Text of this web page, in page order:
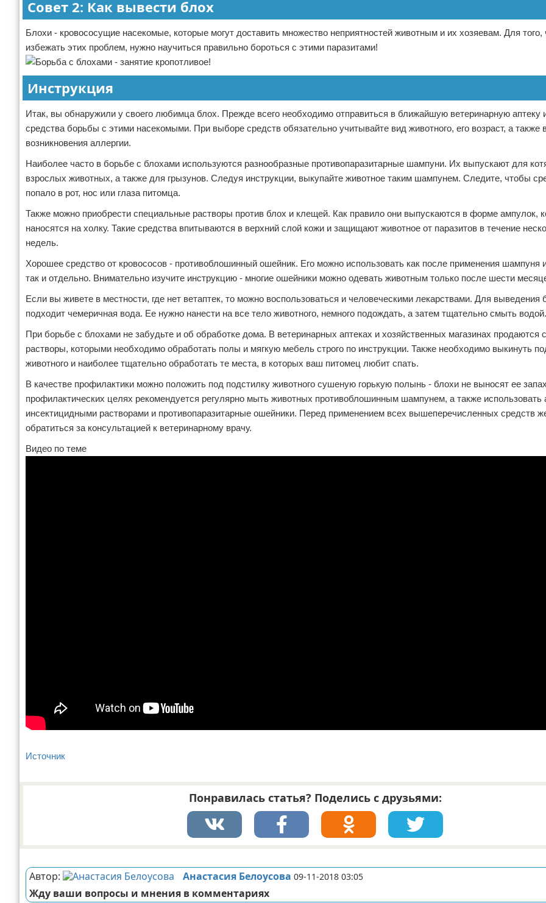
Совет 2: Как вывести блох
Блохи - кровососущие насекомые, которые могут доставить множество неприятностей животным и их хозяевам. Для того,
избежать этих проблем, нужно научиться правильно бороться с этими паразитами!
Инструкция
Итак, вы обнаружили у своего любимца блох. Прежде всего необходимо отправиться в ближайшую ветеринарную аптеку
средства борьбы с этими насекомыми. При выборе средств обязательно учитывайте вид животного, его возраст, а также
возникновения аллергии.
Наиболее часто в борьбе с блохами используются разнообразные противопаразитарные шампуни. Их выпускают для
взрослых животных, а также для грызунов. Следуя инструкции, выкупайте животное таким шампунем. Следите, чтобы
попало в рот, нос или глаза питомца.
Также можно приобрести специальные растворы против блох и клещей. Как правило они выпускаются в форме ампулок,
наносятся на холку. Такие средства впитываются в верхний слой кожи и защищают животное от паразитов в течение
недель.
Хорошее средство от кровососов - противоблошинный ошейник. Его можно использовать как после применения шампуня
так и отдельно. Внимательно изучите инструкцию - многие ошейники можно одевать животным только после шести
Если вы живете в местности, где нет ветаптек, то можно воспользоваться и человеческими лекарствами. Для выведения
подходит чемеричная вода. Ее нужно нанести на все тело животного, немного подождать, а затем тщательно смыть водой.
При борьбе с блохами не забудьте и об обработке дома. В ветеринарных аптеках и хозяйственных магазинах продаются
растворы, которыми необходимо обработать полы и мягкую мебель строго по инструкции. Также необходимо выкинуть
животного и наиболее тщательно обработать те места, в которых ваш питомец любит спать.
В качестве профилактики можно положить под подстилку животного сушеную горькую полынь - блохи не выносят ее
профилактических целях рекомендуется регулярно мыть животных противоблошинным шампунем, а также использовать
инсектицидными растворами и противопаразитарные ошейники. Перед применением всех вышеперечисленных средств
обратиться за консультацией к ветеринарному врачу.
Видео по теме
Источник
Понравилась статья? Поделись с друзьями:
Автор: Анастасия Белоусова 09-11-2018 03:05
Жду ваши вопросы и мнения в комментариях